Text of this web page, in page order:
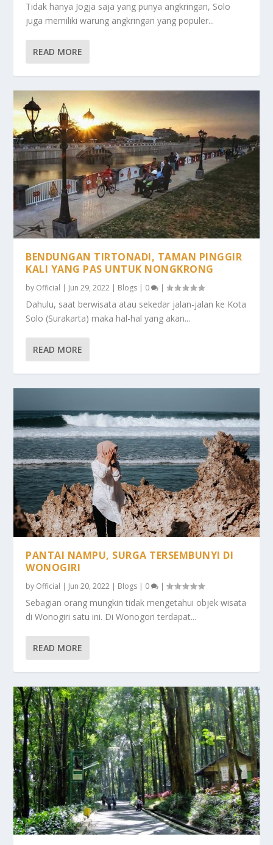
Tidak hanya Jogja saja yang punya angkringan, Solo
juga memiliki warung angkringan yang populer...
READ MORE
BENDUNGAN TIRTONADI, TAMAN PINGGIR
KALI YANG PAS UNTUK NONGKRONG
by Official | Jun 29, 2022 | Blogs | 0 |
Dahulu, saat berwisata atau sekedar jalan-jalan ke Kota
Solo (Surakarta) maka hal-hal yang akan...
READ MORE
PANTAI NAMPU, SURGA TERSEMBUNYI DI
WONOGIRI
by Official | Jun 20, 2022 | Blogs | 0 |
Sebagian orang mungkin tidak mengetahui objek wisata
di Wonogiri satu ini. Di Wonogori terdapat...
READ MORE